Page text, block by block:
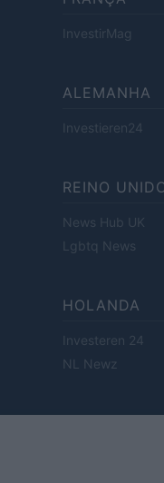
InvestirMag
ALEMANHA
Investieren24
REINO
News Hub UK
Lgbtq News
HOLANDA
Investeren 24
NL Newz